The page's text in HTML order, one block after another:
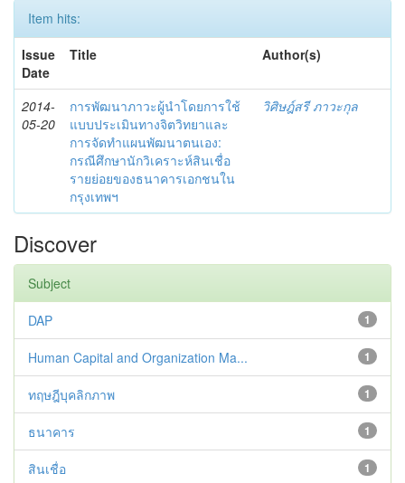
Item hits:
Issue
Date
Title Author(s)
2014-
05-20
การพัฒนาภาวะผู้นำโดยการใช้
แบบประเมินทางจิตวิทยาและ
การจัดทำแผนพัฒนาตนเอง:
กรณีศึกษานักวิเคราะห์สินเชื่อ
รายย่อยของธนาคารเอกชนใน
กรุงเทพฯ
วิศิษฎ์สรี ภาวะกุล
Discover
Subject
1
DAP
1
Human Capital and Organization Ma...
1
ทฤษฎีบุคลิกภาพ
1
ธนาคาร
1
สินเชื่อ